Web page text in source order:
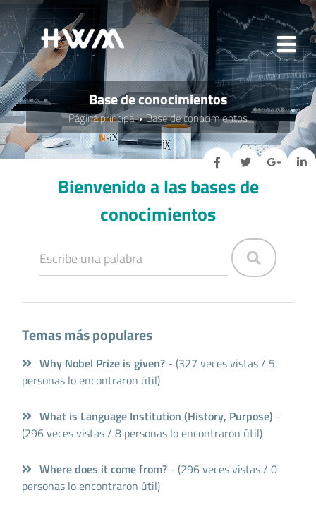
Base de conocimientos
Página principal Base de conocimientos
Bienvenido a las bases de
conocimientos
Temas más populares
Why Nobel Prize is given? - (327 veces vistas / 5
personas lo encontraron útil)
What is Language Institution (History, Purpose) -
(296 veces vistas / 8 personas lo encontraron útil)
Where does it come from? - (296 veces vistas / 0
personas lo encontraron útil)